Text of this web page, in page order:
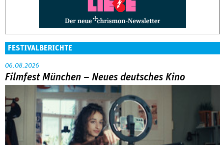
FESTIVALBERICHTE
06.08.2026
Filmfest München – Neues deutsches Kino